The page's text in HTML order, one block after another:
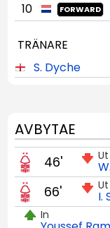
10 FORWARD
TRÄNARE
S. Dyche
AVBYTAE
Ut
46'
Ut
I.
66'
In